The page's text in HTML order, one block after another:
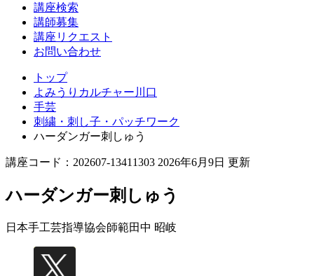
講座検索
講師募集
講座リクエスト
お問い合わせ
トップ
よみうりカルチャー川口
手芸
刺繍・刺し子・パッチワーク
ハーダンガー刺しゅう
講座コード：202607-13411303 2026年6月9日 更新
ハーダンガー刺しゅう
日本手工芸指導協会師範田中 昭岐